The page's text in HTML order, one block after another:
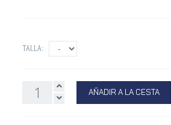
TALLA:
AÑADIR A LA CESTA